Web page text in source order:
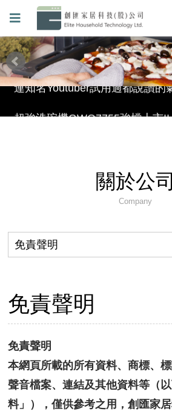
最酷的冰沙機來囉，趕快來冰涼
透過創匯Youtube頻道更加了解
連知名Youtuber試用過都說讚的
超強洗碗機GWQ7755強檔上市!!
保固條款(請加我們的官方LINE
就是現在!福利品專區開賣囉~
關於公司
Company
免責聲明
免責聲明
免責聲明
本網頁所載的所有資料、商標、標
聲音檔案、連結及其他資料等（
料」），僅供參考之用，創匯家